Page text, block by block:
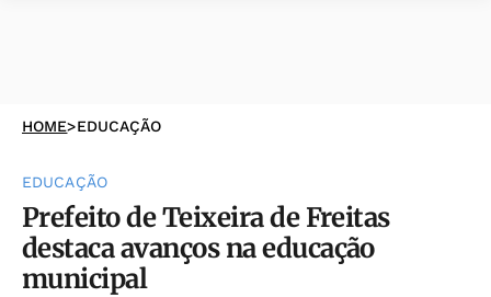
HOME>EDUCAÇÃO
EDUCAÇÃO
Prefeito de Teixeira de Freitas
destaca avanços na educação
municipal